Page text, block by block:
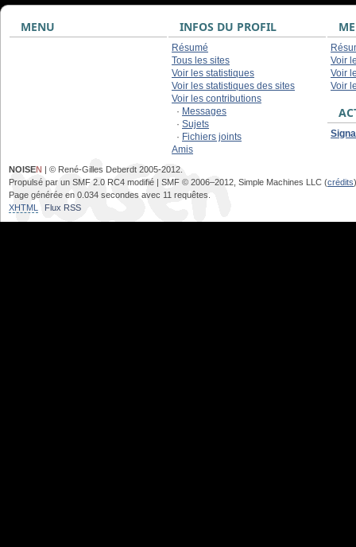
MENU INFOS DU PROFIL
Résumé
Tous les sites
Voir les statistiques
Voir les statistiques des sites
Voir les contributions
· Messages
· Sujets
· Fichiers joints
Amis
Voir
Voir
Voir
NOISEN | © René-Gilles Deberdt 2005-2012.
Propulsé par un SMF 2.0 RC4 modifié | SMF © 2006–2012, Simple Machines LLC (crédits)
Page générée en 0.034 secondes avec 11 requêtes.
XHTML
Flux RSS